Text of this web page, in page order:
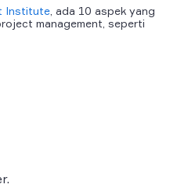
Institute , ada 10 aspek yang
management , seperti